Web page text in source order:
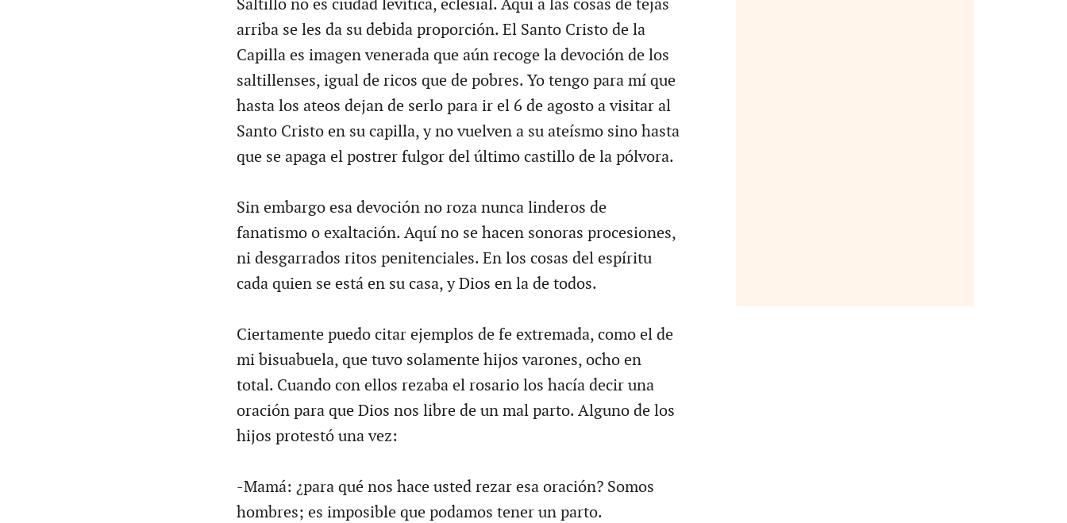
Saltillo no es ciudad levítica, eclesial. Aquí a las cosas de tejas
arriba se les da su debida proporción. El Santo Cristo de la
Capilla es imagen venerada que aún recoge la devoción de los
saltillenses, igual de ricos que de pobres. Yo tengo para mí que
hasta los ateos dejan de serlo para ir el 6 de agosto a visitar al
Santo Cristo en su capilla, y no vuelven a su ateísmo sino hasta
que se apaga el postrer fulgor del último castillo de la pólvora.
Sin embargo esa devoción no roza nunca linderos de
fanatismo o exaltación. Aquí no se hacen sonoras procesiones,
ni desgarrados ritos penitenciales. En los cosas del espíritu
cada quien se está en su casa, y Dios en la de todos.
Ciertamente puedo citar ejemplos de fe extremada, como el de
mi bisuabuela, que tuvo solamente hijos varones, ocho en
total. Cuando con ellos rezaba el rosario los hacía decir una
oración para que Dios nos libre de un mal parto. Alguno de los
hijos protestó una vez:
-Mamá: ¿para qué nos hace usted rezar esa oración? Somos
hombres; es imposible que podamos tener un parto.